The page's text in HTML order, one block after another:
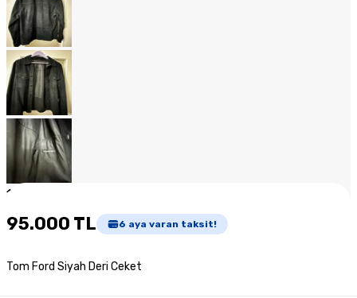
1
95.000 TL 6 aya varan taksit!
Tom Ford Siyah Deri Ceket